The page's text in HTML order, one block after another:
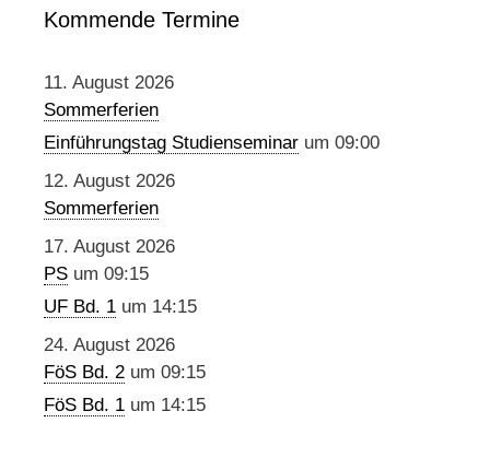
Kommende Termine
11. August 2026
Sommerferien
Einführungstag Studienseminar um 09:00
12. August 2026
Sommerferien
17. August 2026
PS um 09:15
UF Bd. 1 um 14:15
24. August 2026
FöS Bd. 2 um 09:15
FöS Bd. 1 um 14:15